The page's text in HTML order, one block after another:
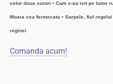
celor doua surori • Cum s-au ivit pe lume
Moara cea fermecata • Sarpele, fiul regelui
reginei
Comanda acum!